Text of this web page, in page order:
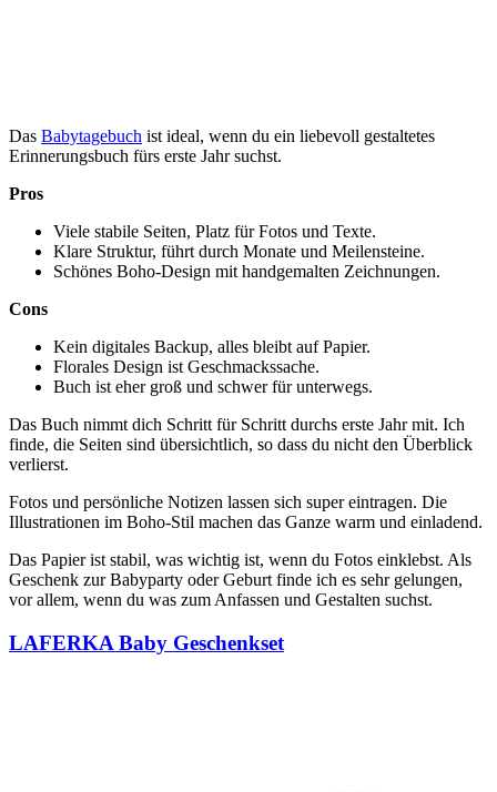
Das Babytagebuch ist ideal, wenn du ein liebevoll gestaltetes
Erinnerungsbuch fürs erste Jahr suchst.
Pros
Viele stabile Seiten, Platz für Fotos und Texte.
Klare Struktur, führt durch Monate und Meilensteine.
Schönes Boho-Design mit handgemalten Zeichnungen.
Cons
Kein digitales Backup, alles bleibt auf Papier.
Florales Design ist Geschmackssache.
Buch ist eher groß und schwer für unterwegs.
Das Buch nimmt dich Schritt für Schritt durchs erste Jahr mit. Ich
finde, die Seiten sind übersichtlich, so dass du nicht den Überblick
verlierst.
Fotos und persönliche Notizen lassen sich super eintragen. Die
Illustrationen im Boho-Stil machen das Ganze warm und einladend.
Das Papier ist stabil, was wichtig ist, wenn du Fotos einklebst. Als
Geschenk zur Babyparty oder Geburt finde ich es sehr gelungen,
vor allem, wenn du was zum Anfassen und Gestalten suchst.
LAFERKA Baby Geschenkset